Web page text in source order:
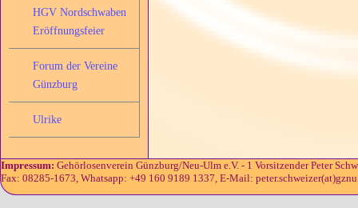
HGV Nordschwaben
Eröffnungsfeier
Forum der Vereine
Günzburg
Ulrike
Impressum: Gehörlosenverein Günzburg/Neu-Ulm e.V. - 1 Vorsitzender Peter
Fax: 08285-1673, Whatsapp: +49 160 9189 1337, E-Mail: